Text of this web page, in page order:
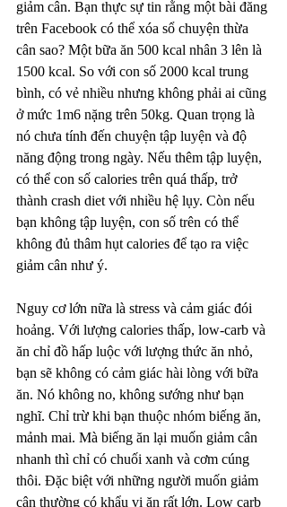
giảm cân. Bạn thực sự tin rằng một bài đăng
trên Facebook có thể xóa sổ chuyện thừa
cân sao? Một bữa ăn 500 kcal nhân 3 lên là
1500 kcal. So với con số 2000 kcal trung
bình, có vẻ nhiều nhưng không phải ai cũng
ở mức 1m6 nặng trên 50kg. Quan trọng là
nó chưa tính đến chuyện tập luyện và độ
năng động trong ngày. Nếu thêm tập luyện,
có thể con số calories trên quá thấp, trở
thành crash diet với nhiều hệ lụy. Còn nếu
bạn không tập luyện, con số trên có thể
không đủ thâm hụt calories để tạo ra việc
giảm cân như ý.
Nguy cơ lớn nữa là stress và cảm giác đói
hoảng. Với lượng calories thấp, low-carb và
ăn chỉ đồ hấp luộc với lượng thức ăn nhỏ,
bạn sẽ không có cảm giác hài lòng với bữa
ăn. Nó không no, không sướng như bạn
nghĩ. Chỉ trừ khi bạn thuộc nhóm biếng ăn,
mảnh mai. Mà biếng ăn lại muốn giảm cân
nhanh thì chỉ có chuối xanh và cơm cúng
thôi. Đặc biệt với những người muốn giảm
cân thường có khẩu vị ăn rất lớn. Low carb